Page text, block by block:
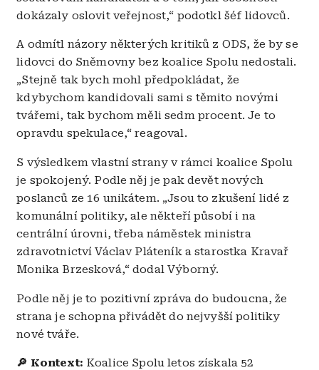
dokázaly oslovit veřejnost,“ podotkl šéf lidovců.
A odmítl názory některých kritiků z ODS, že by se
lidovci do Sněmovny bez koalice Spolu nedostali.
„Stejně tak bych mohl předpokládat, že
kdybychom kandidovali sami s těmito novými
tvářemi, tak bychom měli sedm procent. Je to
opravdu spekulace,“ reagoval.
S výsledkem vlastní strany v rámci koalice Spolu
je spokojený. Podle něj je pak devět nových
poslanců ze 16 unikátem. „Jsou to zkušení lidé z
komunální politiky, ale někteří působí i na
centrální úrovni, třeba náměstek ministra
zdravotnictví Václav Pláteník a starostka Kravař
Monika Brzesková,“ dodal Výborný.
Podle něj je to pozitivní zpráva do budoucna, že
strana je schopna přivádět do nejvyšší politiky
nové tváře.
🔎 Kontext: Koalice Spolu letos získala 52